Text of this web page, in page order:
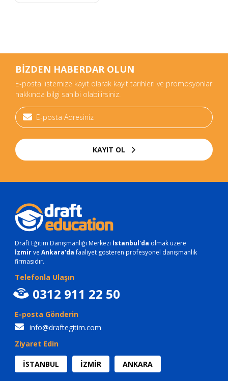
BİZDEN HABERDAR OLUN
E-posta listemize kayıt olarak kayıt tarihleri ve promosyonlar
hakkında bilgi sahibi olabilirsiniz.
KAYIT OL
Draft Eğitim Danışmanlığı Merkezi İstanbul'da olmak üzere
İzmirve Ankara'dafaaliyet gösteren profesyonel danışmanlık
firmasıdır.
Telefonla Ulaşın
0312 911 22 50
E-posta Gönderin
info@draftegitim.com
Ziyaret Edin
İSTANBUL İZMİR ANKARA